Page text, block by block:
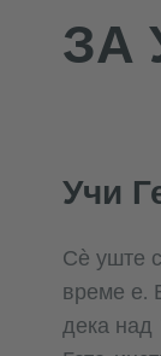
ЗА
Учи
Сѐ уште
време е.
дека над